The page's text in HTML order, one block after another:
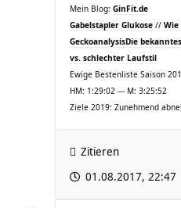
Mein Blog: GinFit.de
Gabelstapler Glukose //
GeckoanalysisDie
vs. schlechter Laufstil
Ewige Bestenliste Saison
HM: 1:29:02 --- M: 3:25:52
Ziele 2019: Zunehmend
Zitieren
01.08.2017, 22:47